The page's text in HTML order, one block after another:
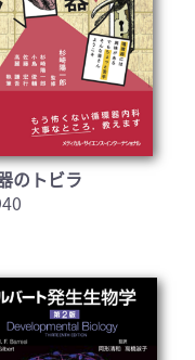
(→). 組織像(D)では,
は, 小葉内気管支肺
に相当する(→).
葉辺縁の異常の例
, B:HRCT, C:組織
細葉辺縁の異常の
脈と小葉内気管支
ではその周囲の肺
. HRCT(B)では,
影は小葉内細静
(→). 組織像(D)では,
は, 小葉内気管支肺
のトビラ